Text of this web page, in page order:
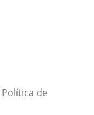
Política de